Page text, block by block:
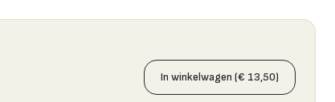
In winkelwagen (€ 13,50)